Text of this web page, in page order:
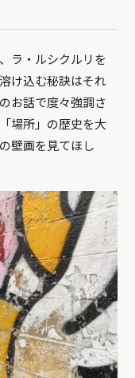
ラ・ルシクルリを
け込む秘訣はそれ
お話で度々強調さ
場所」の歴史を大
壁画を見てほし